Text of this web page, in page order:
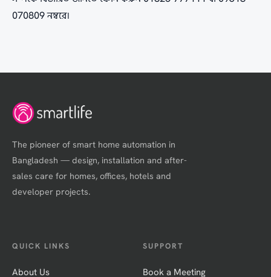
070809 নম্বরে।
The pioneer of smart home automation in
Bangladesh — design, installation and after-
sales care for homes, offices, hotels and
developer projects.
QUICK LINKS
About Us
SUPPORT
Book a Meeting